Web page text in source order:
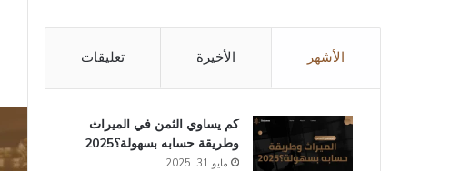
الأشهر الأخيرة تعليقات
كم يساوي الثمن في الميراث​
وطريقة حسابه بسهولة؟2025
مايو 31, 2025